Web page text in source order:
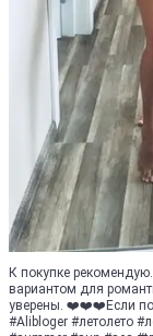
К покупке
вариантом для
уверены. ❤️❤️❤️Если
#Аlibloger #летoлетo